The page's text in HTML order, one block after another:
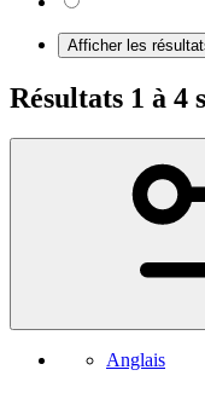
Afficher les
Résultats 1 à 4
Anglais